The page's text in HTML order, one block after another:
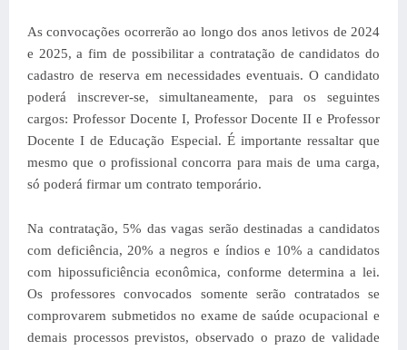
As convocações ocorrerão ao longo dos anos letivos de 2024
e 2025, a fim de possibilitar a contratação de candidatos do
cadastro de reserva em necessidades eventuais. O candidato
poderá inscrever-se, simultaneamente, para os seguintes
cargos: Professor Docente I, Professor Docente II e Professor
Docente I de Educação Especial. É importante ressaltar que
mesmo que o profissional concorra para mais de uma carga,
só poderá firmar um contrato temporário.
Na contratação, 5% das vagas serão destinadas a candidatos
com deficiência, 20% a negros e índios e 10% a candidatos
com hipossuficiência econômica, conforme determina a lei.
Os professores convocados somente serão contratados se
comprovarem submetidos no exame de saúde ocupacional e
demais processos previstos, observado o prazo de validade